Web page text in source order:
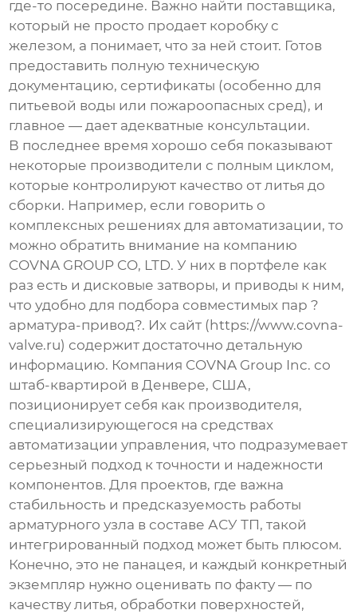
где-то посередине. Важно найти поставщика,
который не просто продает коробку с
железом, а понимает, что за ней стоит. Готов
предоставить полную техническую
документацию, сертификаты (особенно для
питьевой воды или пожароопасных сред), и
главное — дает адекватные консультации.
В последнее время хорошо себя показывают
некоторые производители с полным циклом,
которые контролируют качество от литья до
сборки. Например, если говорить о
комплексных решениях для автоматизации, то
можно обратить внимание на компанию
COVNA GROUP CO, LTD. У них в портфеле как
раз есть идисковые затворы, и приводы к ним,
что удобно для подбора совместимых пар ?
арматура-привод?. Их сайт ( https://www.covna-
valve.ru) содержит достаточно детальную
информацию. Компания COVNA Group Inc. со
штаб-квартирой в Денвере, США,
позиционирует себя как производителя,
специализирующегося на средствах
автоматизации управления, что подразумевает
серьезный подход к точности и надежности
компонентов. Для проектов, где важна
стабильность и предсказуемость работы
арматурного узла в составе АСУ ТП, такой
интегрированный подход может быть плюсом.
Конечно, это не панацея, и каждый конкретный
экземпляр нужно оценивать по факту — по
качеству литья, обработки поверхностей,